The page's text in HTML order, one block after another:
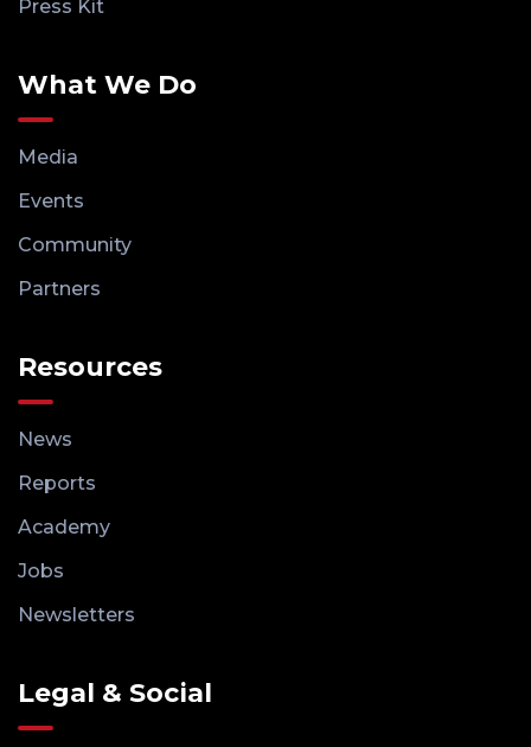
Press Kit
What We Do
Media
Events
Community
Partners
Resources
News
Reports
Academy
Jobs
Newsletters
Legal & Social